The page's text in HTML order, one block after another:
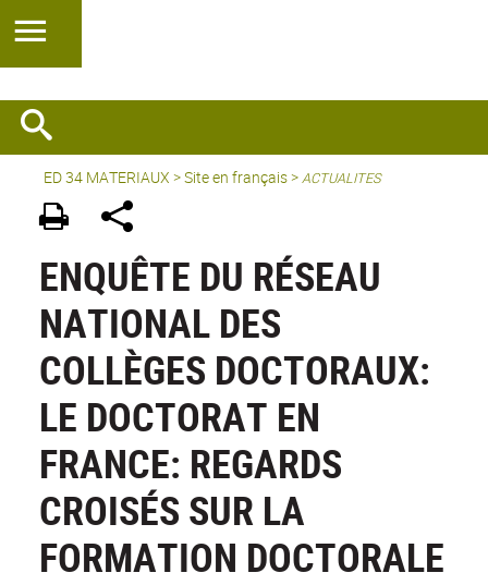
ED 34 MATERIAUX >Site en français>ACTUALITES
ENQUÊTE DU RÉSEAU
NATIONAL DES
COLLÈGES DOCTORAUX:
LE DOCTORAT EN
FRANCE: REGARDS
CROISÉS SUR LA
FORMATION DOCTORALE